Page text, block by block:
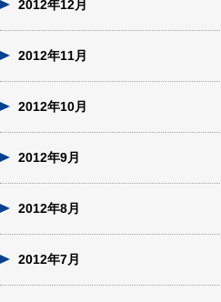
2012年12月
2012年11月
2012年10月
2012年9月
2012年8月
2012年7月